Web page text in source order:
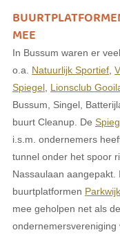
MEE
In Bussum waren er
o.a. Natuurlijk Sportief
Spiegel Lionsclub
Bussum, Singel,
buurt Cleanup. De
i.s.m. ondernemers
tunnel onder het spoor
Nassaulaan aangepakt.
buurtplatformen Parkwijk
mee geholpen net als de
ondernemersvereniging